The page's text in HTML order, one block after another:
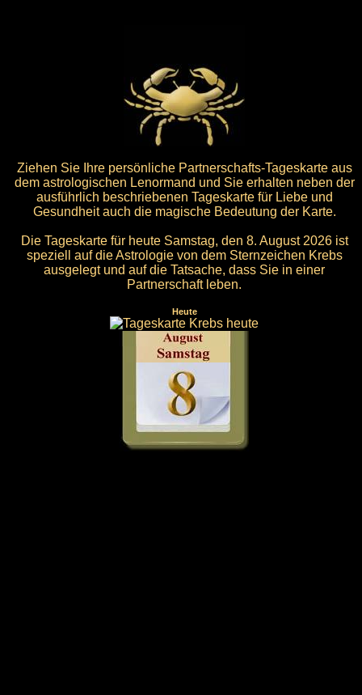
Ziehen Sie Ihre persönliche Partnerschafts-Tageskarte aus
dem astrologischen Lenormand und Sie erhalten neben der
ausführlich beschriebenen Tageskarte für Liebe und
Gesundheit auch die magische Bedeutung der Karte.
Die Tageskarte für heute Samstag, den 8. August 2026 ist
speziell auf die Astrologie von dem Sternzeichen Krebs
ausgelegt und auf die Tatsache, dass Sie in einer
Partnerschaft leben.
Heute